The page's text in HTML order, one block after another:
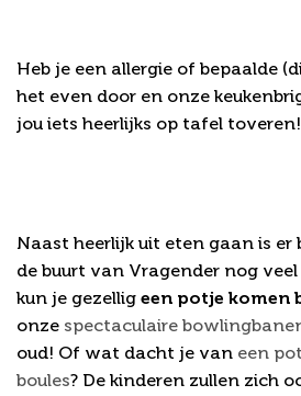
Heb je een allergie of bepaalde
het even door en onze
jou iets heerlijks op tafel toveren!
Naast heerlijk uit eten gaan is
de buurt van Vragender nog
kun je gezellig een potje komen
onze spectaculaire
oud! Of wat dacht je van een
boules? De kinderen zullen zich